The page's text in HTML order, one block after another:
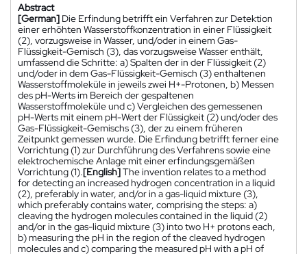
Abstract
[German] Die Erfindung betrifft ein Verfahren zur Detektion
einer erhöhten Wasserstoffkonzentration in einer Flüssigkeit
(2), vorzugsweise in Wasser, und/oder in einem Gas-
Flüssigkeit-Gemisch (3), das vorzugsweise Wasser enthält,
umfassend die Schritte: a) Spalten der in der Flüssigkeit (2)
und/oder in dem Gas-Flüssigkeit-Gemisch (3) enthaltenen
Wasserstoffmoleküle in jeweils zwei H+-Protonen, b) Messen
des pH-Werts im Bereich der gespaltenen
Wasserstoffmoleküle und c) Vergleichen des gemessenen
pH-Werts mit einem pH-Wert der Flüssigkeit (2) und/oder des
Gas-Flüssigkeit-Gemischs (3), der zu einem früheren
Zeitpunkt gemessen wurde. Die Erfindung betrifft ferner eine
Vorrichtung (1) zur Durchführung des Verfahrens sowie eine
elektrochemische Anlage mit einer erfindungsgemäßen
Vorrichtung (1).[English]The invention relates to a method
for detecting an increased hydrogen concentration in a liquid
(2), preferably in water, and/or in a gas-liquid mixture (3),
which preferably contains water, comprising the steps: a)
cleaving the hydrogen molecules contained in the liquid (2)
and/or in the gas-liquid mixture (3) into two H+ protons each,
b) measuring the pH in the region of the cleaved hydrogen
molecules and c) comparing the measured pH with a pH of